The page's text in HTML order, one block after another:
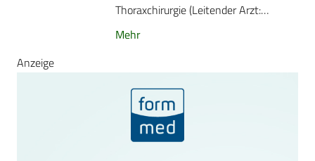
Thoraxchirurgie (Leitender Arzt:…
Mehr
Anzeige